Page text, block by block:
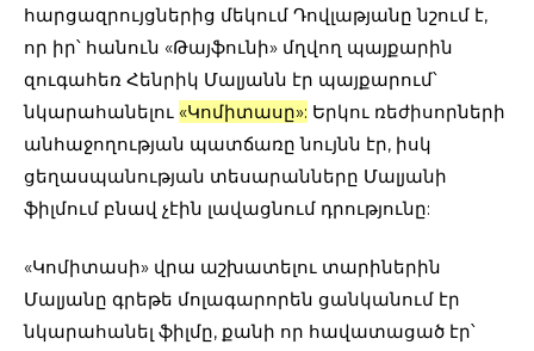
հարցազրույցներից մեկում Դովլաթյանը նշում է,
որ իր՝ հանուն «Թայֆունի» մղվող պայքարին
զուգահեռ Հենրիկ Մալյանն էր պայքարում՝
նկարահանելու «Կոմիտասը»: Երկու ռեժիսորների
անհաջողության պատճառը նույնն էր, իսկ
ցեղասպանության տեսարանները Մալյանի
ֆիլմում բնավ չէին լավացնում դրությունը:
«Կոմիտասի» վրա աշխատելու տարիներին
Մալյանը գրեթե մոլագարորեն ցանկանում էր
նկարահանել ֆիլմը, քանի որ հավատացած էր՝